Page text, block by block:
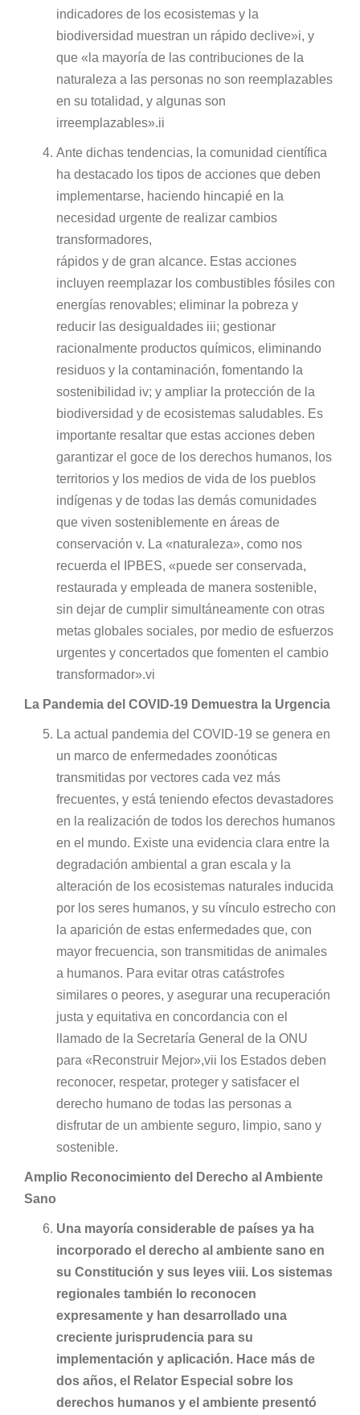
indicadores de los ecosistemas y la
biodiversidad muestran un rápido declive»i, y
que «la mayoría de las contribuciones de la
naturaleza a las personas no son reemplazables
en su totalidad, y algunas son
irreemplazables».ii
Ante dichas tendencias, la comunidad científica
ha destacado los tipos de acciones que deben
implementarse, haciendo hincapié en la
necesidad urgente de realizar cambios
transformadores,
rápidos y de gran alcance. Estas acciones
incluyen reemplazar los combustibles fósiles con
energías renovables; eliminar la pobreza y
reducir las desigualdades iii; gestionar
racionalmente productos químicos, eliminando
residuos y la contaminación, fomentando la
sostenibilidad iv; y ampliar la protección de la
biodiversidad y de ecosistemas saludables. Es
importante resaltar que estas acciones deben
garantizar el goce de los derechos humanos, los
territorios y los medios de vida de los pueblos
indígenas y de todas las demás comunidades
que viven sosteniblemente en áreas de
conservación v. La «naturaleza», como nos
recuerda el IPBES, «puede ser conservada,
restaurada y empleada de manera sostenible,
sin dejar de cumplir simultáneamente con otras
metas globales sociales, por medio de esfuerzos
urgentes y concertados que fomenten el cambio
transformador».vi
La Pandemia del COVID-19 Demuestra la Urgencia
La actual pandemia del COVID-19 se genera en
un marco de enfermedades zoonóticas
transmitidas por vectores cada vez más
frecuentes, y está teniendo efectos devastadores
en la realización de todos los derechos humanos
en el mundo. Existe una evidencia clara entre la
degradación ambiental a gran escala y la
alteración de los ecosistemas naturales inducida
por los seres humanos, y su vínculo estrecho con
la aparición de estas enfermedades que, con
mayor frecuencia, son transmitidas de animales
a humanos. Para evitar otras catástrofes
similares o peores, y asegurar una recuperación
justa y equitativa en concordancia con el
llamado de la Secretaría General de la ONU
para «Reconstruir Mejor»,vii los Estados deben
reconocer, respetar, proteger y satisfacer el
derecho humano de todas las personas a
disfrutar de un ambiente seguro, limpio, sano y
sostenible.
Amplio Reconocimiento del Derecho al Ambiente
Sano
Una mayoría considerable de países ya ha
incorporado el derecho al ambiente sano en
su Constitución y sus leyes viii. Los sistemas
regionales también lo reconocen
expresamente y han desarrollado una
creciente jurisprudencia para su
implementación y aplicación. Hace más de
dos años, el Relator Especial sobre los
derechos humanos y el ambiente presentó